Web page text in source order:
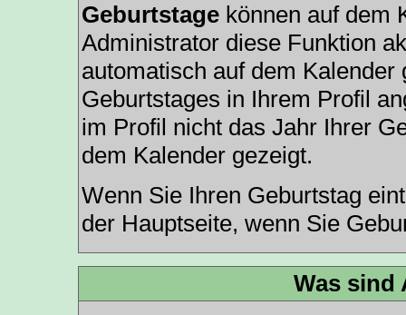
Geburtstage können auf dem
Administrator diese Funktion
automatisch auf dem
Geburtstages in Ihrem Profil
im Profil nicht das Jahr Ihrer
dem Kalender gezeigt.
Wenn Sie Ihren Geburtstag
der Hauptseite, wenn Sie
Was sind